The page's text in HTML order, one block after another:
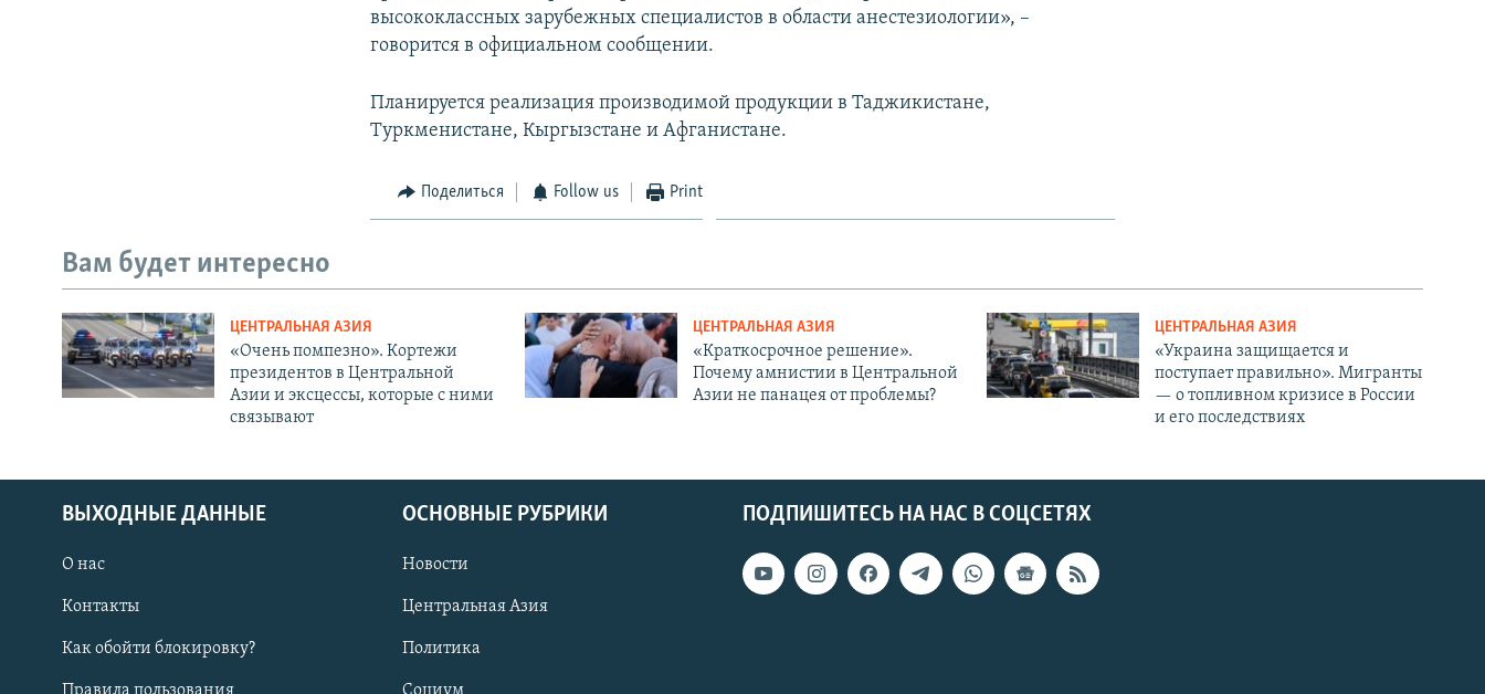
высококлассных зарубежных специалистов в области анестезиологии», –
говорится в официальном сообщении.
Планируется реализация производимой продукции в Таджикистане,
Туркменистане, Кыргызстане и Афганистане.
Поделиться Follow us Print
Вам будет интересно
ЦЕНТРАЛЬНАЯ АЗИЯ
«Очень помпезно». Кортежи
президентов в Центральной
Азии и эксцессы, которые с ними
связывают
ЦЕНТРАЛЬНАЯ АЗИЯ
«Краткосрочное решение».
Почему амнистии в Центральной
Азии не панацея от проблемы?
ЦЕНТРАЛЬНАЯ АЗИЯ
«Украина защищается и
поступает правильно». Мигранты
— о топливном кризисе в России
и его последствиях
ПОДПИШИТЕСЬ НА НАС В СОЦСЕТЯХ
ВЫХОДНЫЕ ДАННЫЕ
О нас
Контакты
Как обойти блокировку?
Правила пользования
ОСНОВНЫЕ РУБРИКИ
Новости
Центральная Азия
Политика
Социум